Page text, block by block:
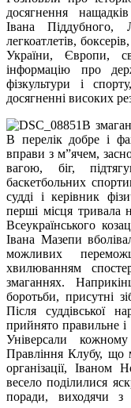
досягнення
Івана Піддубного,
легкоатлетів,
України, Європи,
інформацію про
фізкультури і
досягненні високих
В
В перелік добре і
вправи з м”ячем,
вагою, біг,
баскетбольних
судді і керівник
перші місця тривала
Всеукраїнського
Івана Мазепи
можливих
хвилюванням
змаганнях.
боротьби, присутні
Після суддівської
прийнято правильне і
Універсали
Правління Клубу, що
організації,
весело поділилися
поради, виходячи з